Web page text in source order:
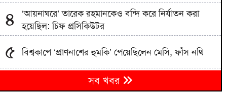
৪
‘আয়নাঘরে’ তারেক রহমানকেও বন্দি করে নির্যাতন করা
হয়েছিল: চিফ প্রসিকিউটর
৫ বিশ্বকাপে ‘প্রাণনাশের হুমকি’ পেয়েছিলেন মেসি, ফাঁস নথি
‘আয়নাঘর’ দেখতে ডিজিএফআই কার্যালয়ে ট্রাইব্যুনালের
বিচারকেরা
সব খবর